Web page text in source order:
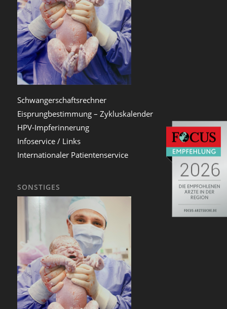
Schwangerschaftsrechner
Eisprungbestimmung – Zykluskalender
HPV-Impferinnerung
Infoservice / Links
Internationaler Patientenservice
SONSTIGES